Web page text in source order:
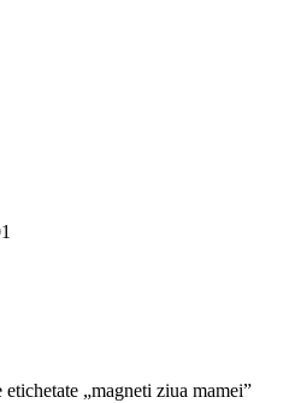
etichetate „magneti ziua mamei”